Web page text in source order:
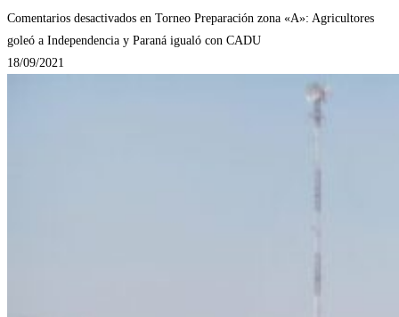
Comentarios desactivados en Torneo Preparación zona «A»: Agricultores
goleó a Independencia y Paraná igualó con CADU
18/09/2021